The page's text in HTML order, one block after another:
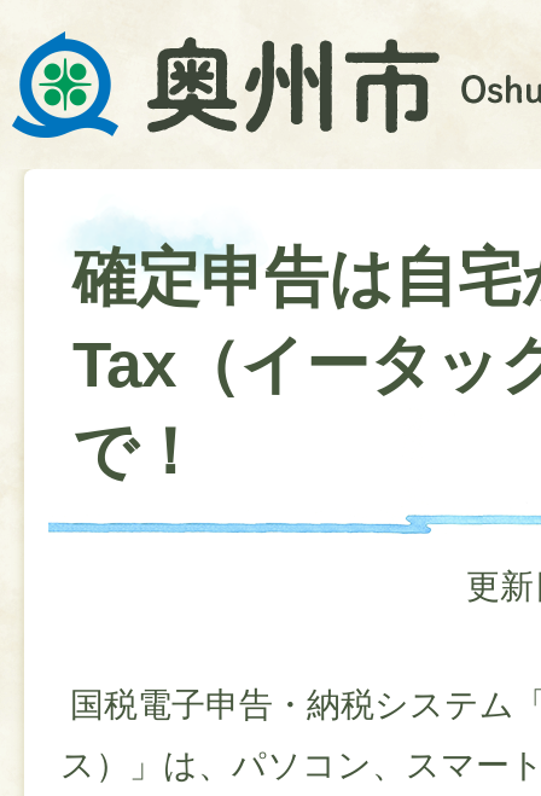
確定申告は自宅
Tax（イータッ
で！
更
国税電子申告・納税システム
ス）」は、パソコン、スマー